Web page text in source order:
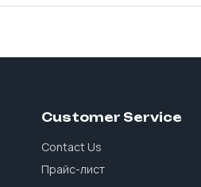
Customer Service
Contact Us
Прайс-лист